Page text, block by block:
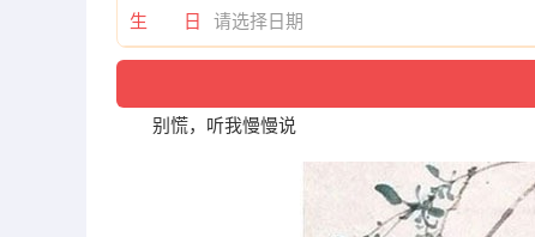
生 日
别慌，听我慢慢说